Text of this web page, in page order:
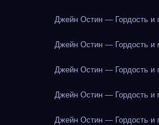
Джейн Остин — Гордость и
Джейн Остин — Гордость и
Джейн Остин — Гордость и
Джейн Остин — Гордость и
Джейн Остин — Гордость и